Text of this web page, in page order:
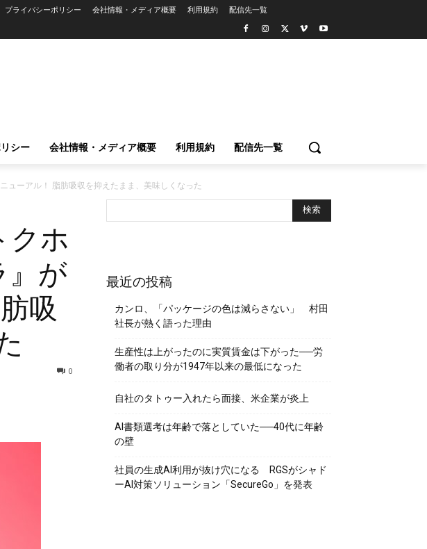
プライバシーポリシー 会社情報・メディア概要 利用規約 配信先一覧
シー 会社情報・メディア概要 利用規約 配信先一覧
ューアル！ 脂肪吸収を抑えたまま、美味しくなった
クホ
』が
吸
0
最近の投稿
カンロ、「パッケージの色は減らさない」 村田
社長が熱く語った理由
生産性は上がったのに実質賃金は下がった──労
働者の取り分が1947年以来の最低になった
自社のタトゥー入れたら面接、米企業が炎上
AI書類選考は年齢で落としていた──40代に年齢
の壁
社員の生成AI利用が抜け穴になる RGSがシャド
ーAI対策ソリューション「SecureGo」を発表